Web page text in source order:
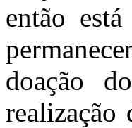
então
doação